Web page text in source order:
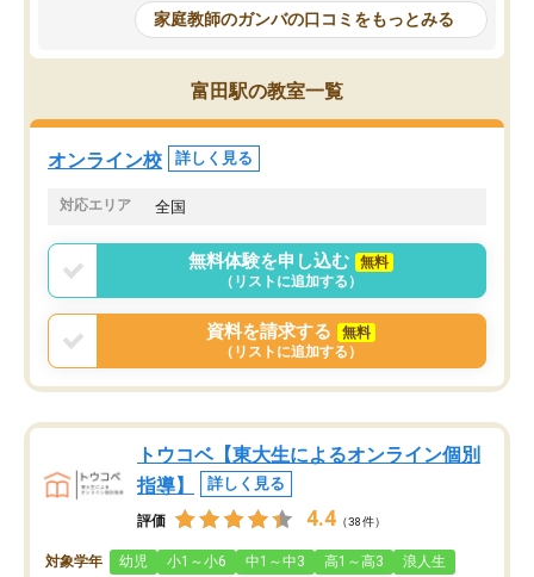
めて1年ほどだった今では平均点以上の
科目が増えてきました！あと1年受験ま
であるので無料の週末教室を使用しな
がら頑張って欲しいと思います！
問できるのでとても助か
家庭教師のガンバの口コミをもっとみる
富田駅の教室一覧
オンライン校 詳しく見る
対応エリア 全国
無料体験を申し込む
無料
（リストに追加する）
資料を請求する
無料
（リストに追加する）
トウコベ【東大生によるオンライン個別
指導】
詳しく見る
評価 4.4 （38件）
対象学年 幼児 小1～小6 中1～中3 高1～高3 浪人生